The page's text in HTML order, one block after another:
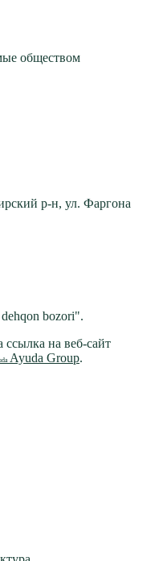
обществом
р-н, ул. Фаргона
bozori".
ссылка на веб-сайт
Ayuda Group.